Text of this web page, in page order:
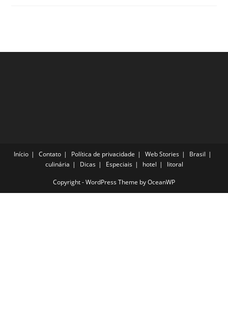
Início Contato Política de privacidade Web Stories
Brasil
culinária
Dicas Especiais hotel litoral
Copyright - WordPress Theme by OceanWP